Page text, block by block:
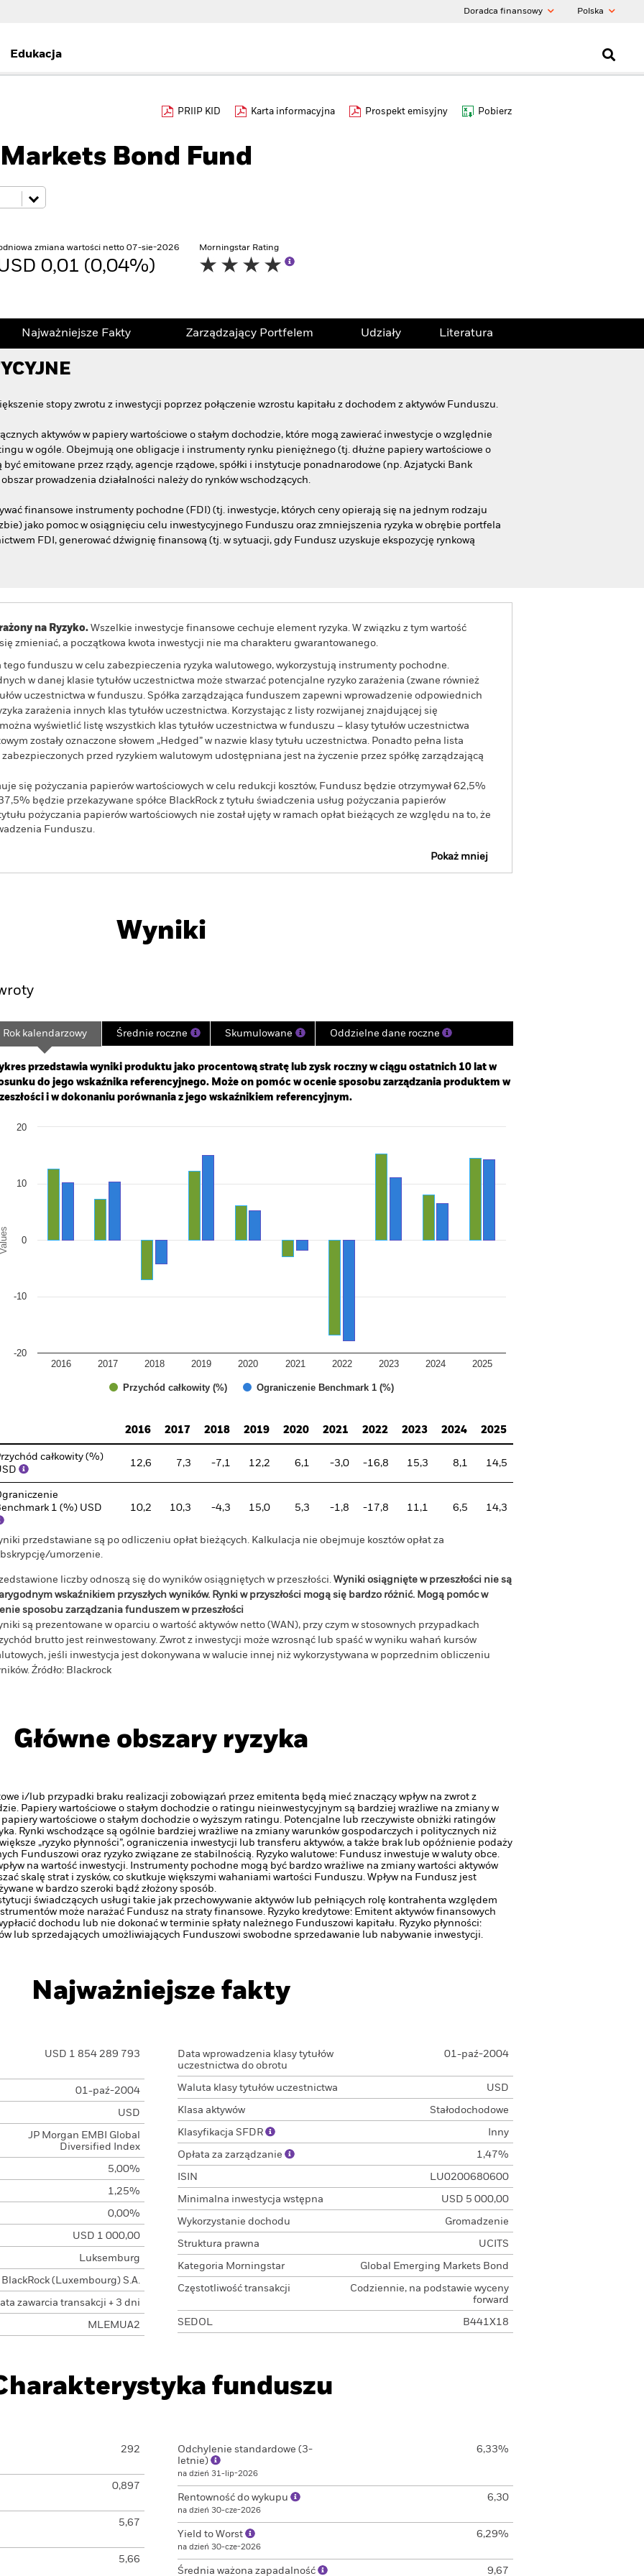
Doradca finansowy Polska
Edukacja
PRIIP KID Karta informacyjna Prospekt emisyjny Pobierz
Bond Fund
zmiana wartości netto 07-sie-2026
0,01 (0,04%)
Morningstar Rating
Najważniejsze Fakty Zarządzający Portfelem Udziały Literatura
stopy zwrotu z inwestycji poprzez połączenie wzrostu kapitału z dochodem z aktywów Funduszu.
aktywów w papiery wartościowe o stałym dochodzie, które mogą zawierać inwestycje o względnie
w ogóle. Obejmują one obligacje i instrumenty rynku pieniężnego (tj. dłużne papiery wartościowe o
emitowane przez rządy, agencje rządowe, spółki i instytucje ponadnarodowe (np. Azjatycki Bank
prowadzenia działalności należy do rynków wschodzących.
finansowe instrumenty pochodne (FDI) (tj. inwestycje, których ceny opierają się na jednym rodzaju
jako pomoc w osiągnięciu celu inwestycyjnego Funduszu oraz zmniejszenia ryzyka w obrębie portfela
FDI, generować dźwignię finansową (tj. w sytuacji, gdy Fundusz uzyskuje ekspozycję rynkową
na Ryzyko. Wszelkie inwestycje finansowe cechuje element ryzyka. W związku z tym wartość
zmieniać, a początkowa kwota inwestycji nie ma charakteru gwarantowanego.
tego funduszu w celu zabezpieczenia ryzyka walutowego, wykorzystują instrumenty pochodne.
w danej klasie tytułów uczestnictwa może stwarzać potencjalne ryzyko zarażenia (zwane również
uczestnictwa w funduszu. Spółka zarządzająca funduszem zapewni wprowadzenie odpowiednich
zarażenia innych klas tytułów uczestnictwa. Korzystając z listy rozwijanej znajdującej się
wyświetlić listę wszystkich klas tytułów uczestnictwa w funduszu – klasy tytułów uczestnictwa
zostały oznaczone słowem „Hedged” w nazwie klasy tytułu uczestnictwa. Ponadto pełna lista
przed ryzykiem walutowym udostępniana jest na życzenie przez spółkę zarządzającą
się pożyczania papierów wartościowych w celu redukcji kosztów, Fundusz będzie otrzymywał 62,5%
będzie przekazywane spółce BlackRock z tytułu świadczenia usług pożyczania papierów
pożyczania papierów wartościowych nie został ujęty w ramach opłat bieżących ze względu na to, że
Funduszu.
Pokaż mniej
Najważniejsze Fakty Zarządzający Portfelem
Wyniki
2004-07-01 00:00:00 to 2026-07-31 00:00:00.
0 to 240.
Rok kalendarzowy Średnie roczne Skumulowane Oddzielne dane roczne
przedstawia wyniki produktu jako procentową stratę lub zysk roczny w ciągu ostatnich 10 lat w
do jego wskaźnika referencyjnego. Może on pomóc w ocenie sposobu zarządzania produktem w
i w dokonaniu porównania z jego wskaźnikiem referencyjnym.
chart with 2 data series.
chart has 1 Y axis displaying Values. Range: -20 to 20.
Values
Przychód całkowity (%) Ograniczenie Benchmark 1 (%)
2016 2017 2018 2019 2020 2021 2022 2023 2024 2025
-20
-10
0
10
20
2016
2017 2018 2019 2020 2021 2022 2023 2024 2025
całkowity (%)
12,6 7,3 -7,1 12,2 6,1 -3,0 -16,8 15,3 8,1 14,5
1 (%) USD
10,2 10,3 -4,3 15,0 5,3 -1,8 -17,8 11,1 6,5 14,3
przedstawiane są po odliczeniu opłat bieżących. Kalkulacja nie obejmuje kosztów opłat za
umorzenie.
liczby odnoszą się do wyników osiągniętych w przeszłości. Wyniki osiągnięte w przeszłości nie są
wskaźnikiem przyszłych wyników. Rynki w przyszłości mogą się bardzo różnić. Mogą pomóc w
sposobu zarządzania funduszem w przeszłości
są prezentowane w oparciu o wartość aktywów netto (WAN), przy czym w stosownych przypadkach
brutto jest reinwestowany. Zwrot z inwestycji może wzrosnąć lub spaść w wyniku wahań kursów
jeśli inwestycja jest dokonywana w walucie innej niż wykorzystywana w poprzednim obliczeniu
Źródło: Blackrock
Główne obszary ryzyka
i/lub przypadki braku realizacji zobowiązań przez emitenta będą mieć znaczący wpływ na zwrot z
Papiery wartościowe o stałym dochodzie o ratingu nieinwestycyjnym są bardziej wrażliwe na zmiany w
wartościowe o stałym dochodzie o wyższym ratingu. Potencjalne lub rzeczywiste obniżki ratingów
Rynki wschodzące są ogólnie bardziej wrażliwe na zmiany warunków gospodarczych i politycznych niż
„ryzyko płynności”, ograniczenia inwestycji lub transferu aktywów, a także brak lub opóźnienie podaży
Funduszowi oraz ryzyko związane ze stabilnością. Ryzyko walutowe: Fundusz inwestuje w waluty obce.
na wartość inwestycji. Instrumenty pochodne mogą być bardzo wrażliwe na zmiany wartości aktywów
skalę strat i zysków, co skutkuje większymi wahaniami wartości Funduszu. Wpływ na Fundusz jest
w bardzo szeroki bądź złożony sposób.
świadczących usługi takie jak przechowywanie aktywów lub pełniących rolę kontrahenta względem
może narażać Fundusz na straty finansowe. Ryzyko kredytowe: Emitent aktywów finansowych
dochodu lub nie dokonać w terminie spłaty należnego Funduszowi kapitału. Ryzyko płynności:
lub sprzedających umożliwiających Funduszowi swobodne sprzedawanie lub nabywanie inwestycji.
Najważniejsze fakty
USD 1 854 289 793
01-paź-2004
USD
JP Morgan EMBI Global
Diversified Index
5,00%
1,25%
0,00%
USD 1 000,00
Luksemburg
BlackRock (Luxembourg) S.A.
zawarcia transakcji + 3 dni
MLEMUA2
Data wprowadzenia klasy tytułów
uczestnictwa do obrotu
01-paź-2004
Waluta klasy tytułów uczestnictwa USD
Klasa aktywów Stałodochodowe
Klasyfikacja SFDR Inny
Opłata za zarządzanie 1,47%
ISIN LU0200680600
Minimalna inwestycja wstępna USD 5 000,00
Wykorzystanie dochodu Gromadzenie
Struktura prawna UCITS
Kategoria Morningstar Global Emerging Markets Bond
Częstotliwość transakcji
Codziennie, na podstawie wyceny
forward
SEDOL B441X18
funduszu
292
0,897
5,67
5,66
Odchylenie standardowe (3-
letnie)
na dzień 31-lip-2026
6,33%
Rentowność do wykupu
na dzień 30-cze-2026
6,30
Yield to Worst
na dzień 30-cze-2026
6,29%
Średnia ważona zapadalność 9,67